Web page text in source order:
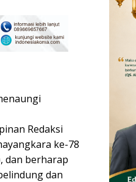
Redaksi
ke-78
dan berharap
dan